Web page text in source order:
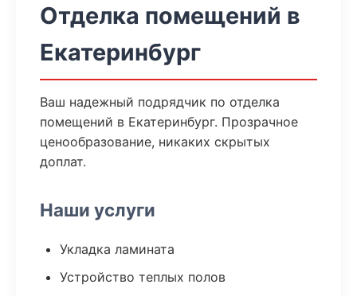
Отделка помещений в
Екатеринбург
Ваш надежный подрядчик по отделка
помещений в Екатеринбург. Прозрачное
ценообразование, никаких скрытых
доплат.
Наши услуги
Укладка ламината
Устройство теплых полов